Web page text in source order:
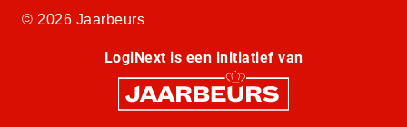
© 2026 Jaarbeurs
LogiNext is een initiatief van